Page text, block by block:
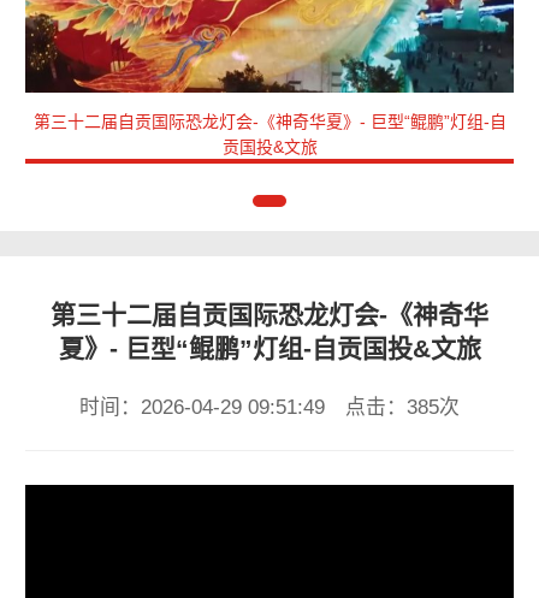
第三十二届自贡国际恐龙灯会-《神奇华夏》- 巨型“鲲鹏”灯组-自
贡国投&文旅
第三十二届自贡国际恐龙灯会-《神奇华
夏》- 巨型“鲲鹏”灯组-自贡国投&文旅
时间：2026-04-29 09:51:49 点击：385次